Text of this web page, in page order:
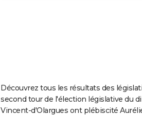
Découvrez tous les résultats des
second tour de l'élection législative du
Vincent-d'Olargues ont plébiscité